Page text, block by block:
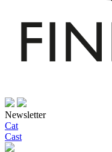
Newsletter
Cat
Cast